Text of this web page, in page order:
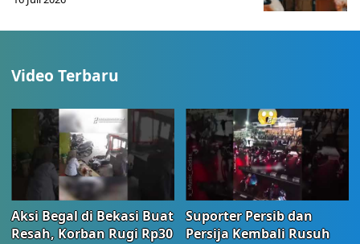
Video Terbaru
Aksi Begal di Bekasi Buat
Resah, Korban Rugi Rp30
Suporter Persib dan
Persija Kembali Rusuh